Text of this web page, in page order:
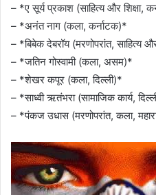
– *ए सूर्य प्रकाश (साहित्य और शिक्षा,
– *अनंत नाग (कला, कर्नाटक)*
– *बिबेक देबरॉय (मरणोपरांत, साहित्य और
– *जतिन गोस्वामी (कला, असम)*
– *शेखर कपूर (कला, दिल्ली)*
– *साध्वी ऋतंभरा (सामाजिक कार्य,
– *पंकज उधास (मरणोपरांत, कला,